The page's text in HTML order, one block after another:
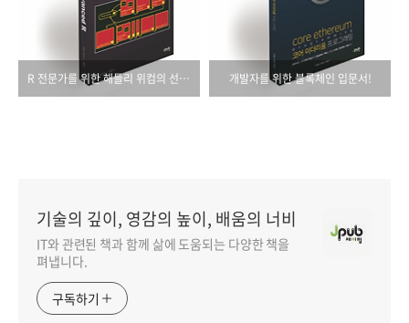
R 전문가를 위한 해들리 위컴의 선물! 개발자를 위한 블록체인 입문서!
기술의 깊이, 영감의 높이, 배움의 너비
IT와 관련된 책과 함께 삶에 도움되는 다양한 책을
펴냅니다.
구독하기